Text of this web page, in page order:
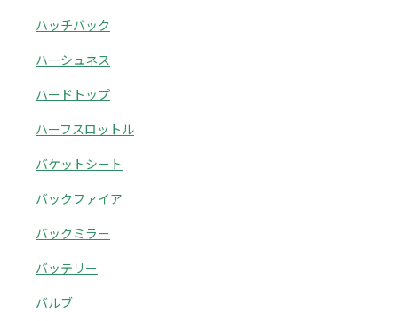
ハッチバック
ハーシュネス
ハードトップ
ハーフスロットル
バケットシート
バックファイア
バックミラー
バッテリー
バルブ